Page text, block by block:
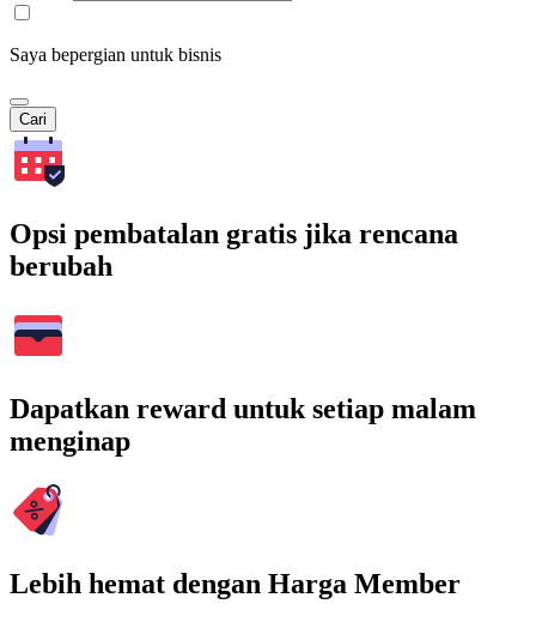
Saya bepergian untuk bisnis
Cari
Opsi pembatalan gratis jika rencana
berubah
Dapatkan reward untuk setiap malam
menginap
Lebih hemat dengan Harga Member